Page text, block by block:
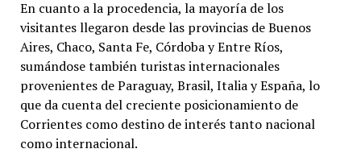
En cuanto a la procedencia, la mayoría de los
visitantes llegaron desde las provincias de Buenos
Aires, Chaco, Santa Fe, Córdoba y Entre Ríos,
sumándose también turistas internacionales
provenientes de Paraguay, Brasil, Italia y España, lo
que da cuenta del creciente posicionamiento de
Corrientes como destino de interés tanto nacional
como internacional.